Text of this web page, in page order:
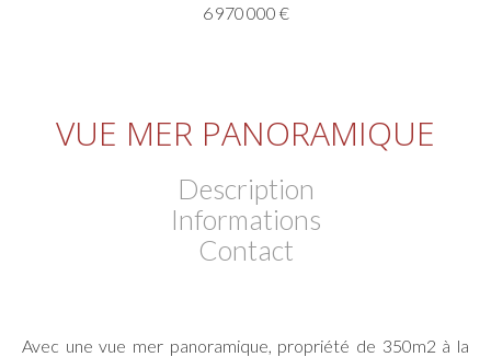
6 970 000 €
VUE MER PANORAMIQUE
Description
Informations
Contact
Avec une vue mer panoramique, propriété de 350m2 à la